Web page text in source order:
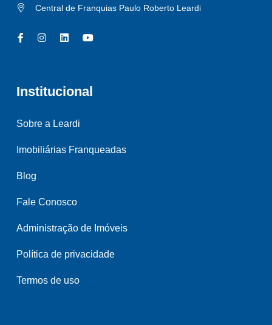
Central de Franquias Paulo Roberto Leardi
Institucional
Sobre a Leardi
Imobiliárias Franqueadas
Blog
Fale Conosco
Administração de Imóveis
Política de privacidade
Termos de uso